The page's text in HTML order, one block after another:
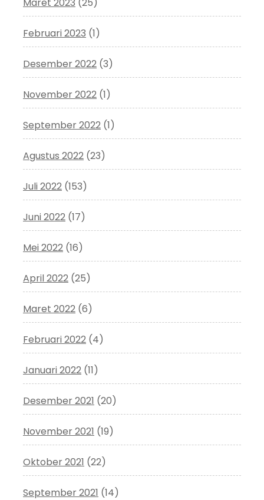
Februari 2023 (1)
Desember 2022 (3)
November 2022 (1)
September 2022 (1)
Agustus 2022 (23)
Juli 2022 (153)
Juni 2022 (17)
Mei 2022 (16)
April 2022 (25)
Maret 2022 (6)
Februari 2022 (4)
Januari 2022 (11)
Desember 2021 (20)
November 2021 (19)
Oktober 2021 (22)
September 2021 (14)